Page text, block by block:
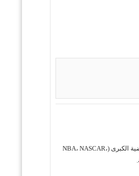
حول موقع "مباريات ستور بث مباشر" موقع مباريات ستور هو منصة رياضية متكاملة متخصصة في تقديم خدمة البث المباشر لمباريات كرة القدم وكافة الأحداث الرياضية الكبرى (NBA، NASCAR،